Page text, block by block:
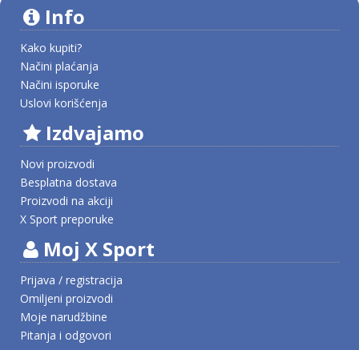
Info
Kako kupiti?
Načini plaćanja
Načini isporuke
Uslovi korišćenja
Izdvajamo
Novi proizvodi
Besplatna dostava
Proizvodi na akciji
X Sport preporuke
Moj X Sport
Prijava / registracija
Omiljeni proizvodi
Moje narudžbine
Pitanja i odgovori